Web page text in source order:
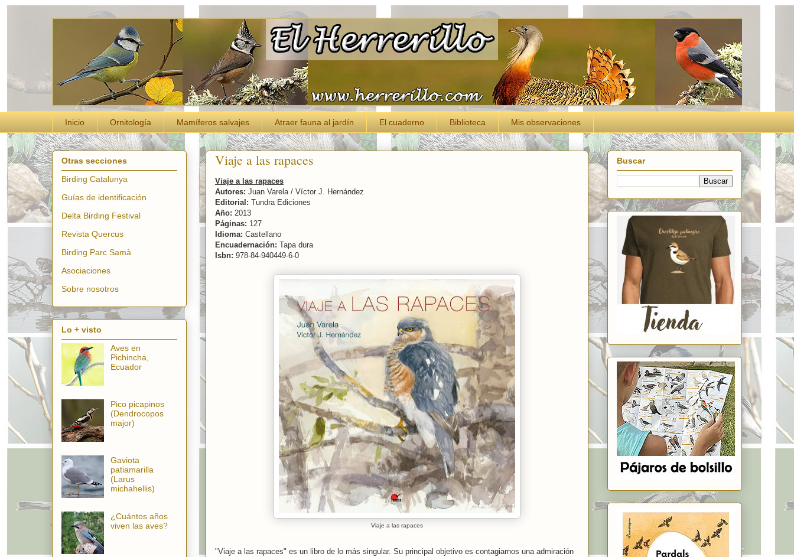
Inicio Ornitología Mamíferos salvajes Atraer fauna al jardín El cuaderno Biblioteca Mis observaciones
Viaje a las rapaces
Viaje a las rapaces
Autores: Juan Varela / Víctor J. Hernández
Editorial: Tundra Ediciones
Año: 2013
Páginas: 127
Idioma: Castellano
Encuadernación: Tapa dura
Isbn: 978-84-940449-6-0
Viaje a las rapaces
"Viaje a las rapaces" es un libro de lo más singular. Su principal objetivo es contagiarnos una admiración
Otras secciones
Birding Catalunya
Guías de identificación
Delta Birding Festival
Revista Quercus
Birding Parc Samà
Asociaciones
Sobre nosotros
Lo + visto
Aves en
Pichincha,
Ecuador
Pico picapinos
(Dendrocopos
major)
Gaviota
patiamarilla
(Larus
michahellis)
¿Cuántos años
viven las aves?
Buscar